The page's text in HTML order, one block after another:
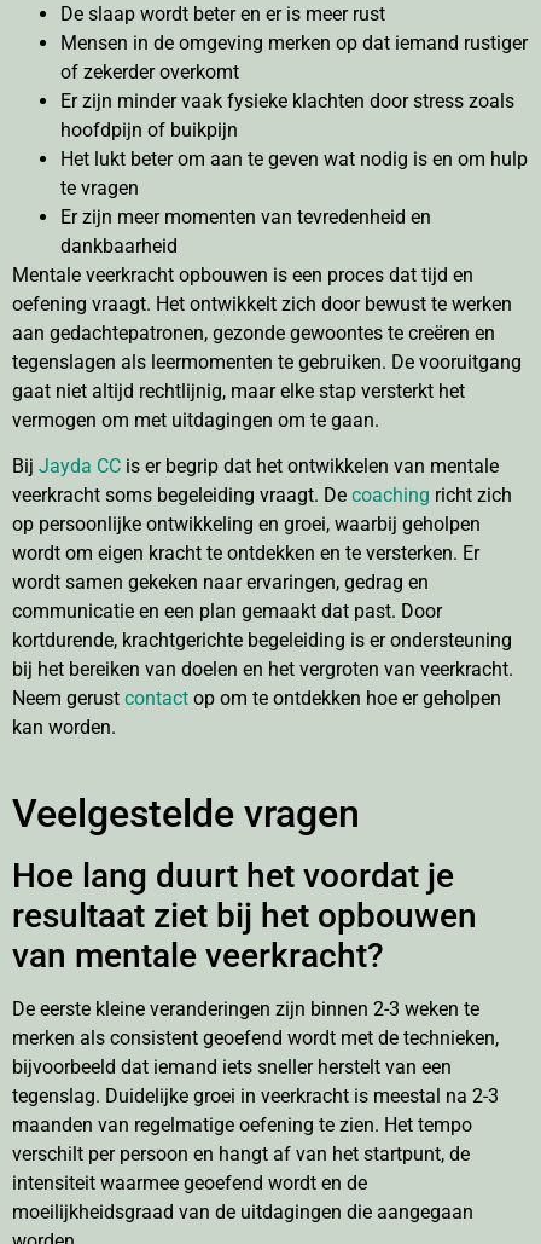
De slaap wordt beter en er is meer rust
Mensen in de omgeving merken op dat iemand rustiger
of zekerder overkomt
Er zijn minder vaak fysieke klachten door stress zoals
hoofdpijn of buikpijn
Het lukt beter om aan te geven wat nodig is en om hulp
te vragen
Er zijn meer momenten van tevredenheid en
dankbaarheid
Mentale veerkracht opbouwen is een proces dat tijd en
oefening vraagt. Het ontwikkelt zich door bewust te werken
aan gedachtepatronen, gezonde gewoontes te creëren en
tegenslagen als leermomenten te gebruiken. De vooruitgang
gaat niet altijd rechtlijnig, maar elke stap versterkt het
vermogen om met uitdagingen om te gaan.
Bij Jayda CC is er begrip dat het ontwikkelen van mentale
veerkracht soms begeleiding vraagt. De coaching richt zich
op persoonlijke ontwikkeling en groei, waarbij geholpen
wordt om eigen kracht te ontdekken en te versterken. Er
wordt samen gekeken naar ervaringen, gedrag en
communicatie en een plan gemaakt dat past. Door
kortdurende, krachtgerichte begeleiding is er ondersteuning
bij het bereiken van doelen en het vergroten van veerkracht.
Neem gerust contact op om te ontdekken hoe er geholpen
kan worden.
Veelgestelde vragen
Hoe lang duurt het voordat je
resultaat ziet bij het opbouwen
van mentale veerkracht?
De eerste kleine veranderingen zijn binnen 2-3 weken te
merken als consistent geoefend wordt met de technieken,
bijvoorbeeld dat iemand iets sneller herstelt van een
tegenslag. Duidelijke groei in veerkracht is meestal na 2-3
maanden van regelmatige oefening te zien. Het tempo
verschilt per persoon en hangt af van het startpunt, de
intensiteit waarmee geoefend wordt en de
moeilijkheidsgraad van de uitdagingen die aangegaan